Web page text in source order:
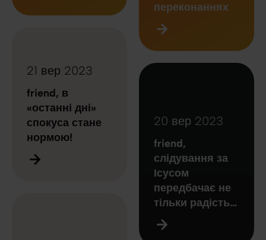
переконаннях
21 вер 2023
friend, в
«останні дні»
спокуса стане
нормою!
20 вер 2023
friend,
слідування за
Ісусом
передбачає не
тільки радість…